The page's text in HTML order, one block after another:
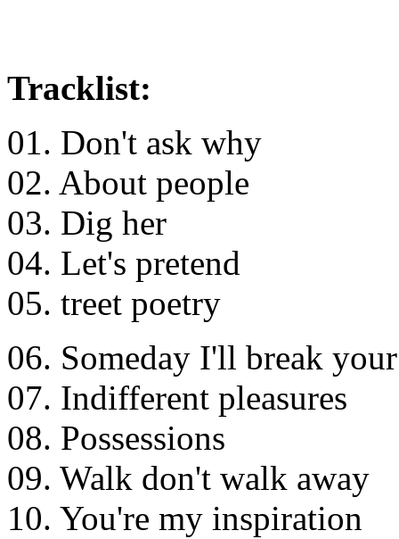
Tracklist:
01. Don't ask why
02. About people
03. Dig her
04. Let's pretend
05. treet poetry
06. Someday I'll break
07. Indifferent pleasures
08. Possessions
09. Walk don't walk away
10. You're my inspiration